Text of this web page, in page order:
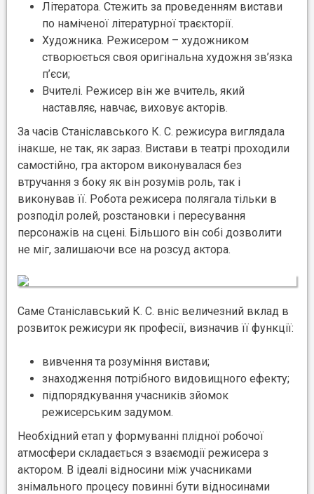
Літератора. Стежить за проведенням вистави
по наміченої літературної траєкторії.
Художника. Режисером – художником
створюється своя оригінальна художня зв’язка
п’єси;
Вчителі. Режисер він же вчитель, який
наставляє, навчає, виховує акторів.
За часів Станіславського К. С. режисура виглядала
інакше, не так, як зараз. Вистави в театрі проходили
самостійно, гра актором виконувалася без
втручання з боку як він розумів роль, так і
виконував її. Робота режисера полягала тільки в
розподіл ролей, розстановки і пересування
персонажів на сцені. Більшого він собі дозволити
не міг, залишаючи все на розсуд актора.
Саме Станіславський К. С. вніс величезний вклад в
розвиток режисури як професії, визначив її функції:
вивчення та розуміння вистави;
знаходження потрібного видовищного ефекту;
підпорядкування учасників зйомок
режисерським задумом.
Необхідний етап у формуванні плідної робочої
атмосфери складається з взаємодії режисера з
актором. В ідеалі відносини між учасниками
знімального процесу повинні бути відносинами